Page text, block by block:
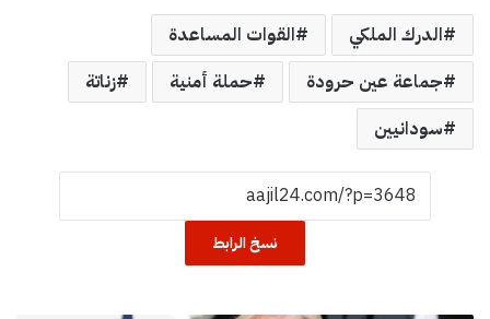
الدرك الملكي
القوات المساعدة
جماعة عين حرودة
حملة أمنية
زناتة
سودانيين
نسخ الرابط